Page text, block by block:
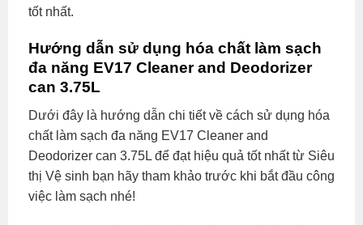
tốt nhất.
Hướng dẫn sử dụng hóa chất làm sạch
đa năng EV17 Cleaner and Deodorizer
can 3.75L
Dưới đây là hướng dẫn chi tiết về cách sử dụng hóa
chất làm sạch đa năng EV17 Cleaner and
Deodorizer can 3.75L để đạt hiệu quả tốt nhất từ Siêu
thị Vệ sinh bạn hãy tham khảo trước khi bắt đầu công
việc làm sạch nhé!